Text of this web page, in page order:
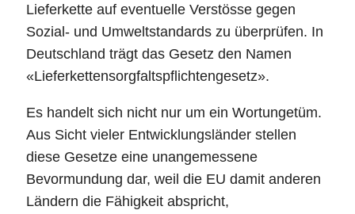
Lieferkette auf eventuelle Verstösse gegen
Sozial- und Umweltstandards zu überprüfen. In
Deutschland trägt das Gesetz den Namen
«Lieferkettensorgfaltspflichtengesetz».
Es handelt sich nicht nur um ein Wortungetüm.
Aus Sicht vieler Entwicklungsländer stellen
diese Gesetze eine unangemessene
Bevormundung dar, weil die EU damit anderen
Ländern die Fähigkeit abspricht,